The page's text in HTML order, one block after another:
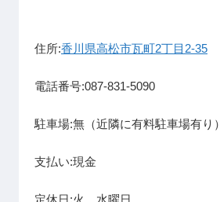
住所:香川県高松市瓦町2丁目2-35
電話番号:087-831-5090
駐車場:無（近隣に有料駐車場有り）
支払い:現金
定休日:火、水曜日